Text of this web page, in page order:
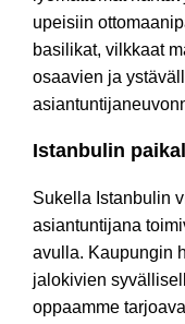
upeisiin
basilikat, vilkkaat
osaavien ja
Istanbulin
Sukella Istanbulin
asiantuntijana
avulla. Kaupungin
jalokivien
oppaamme